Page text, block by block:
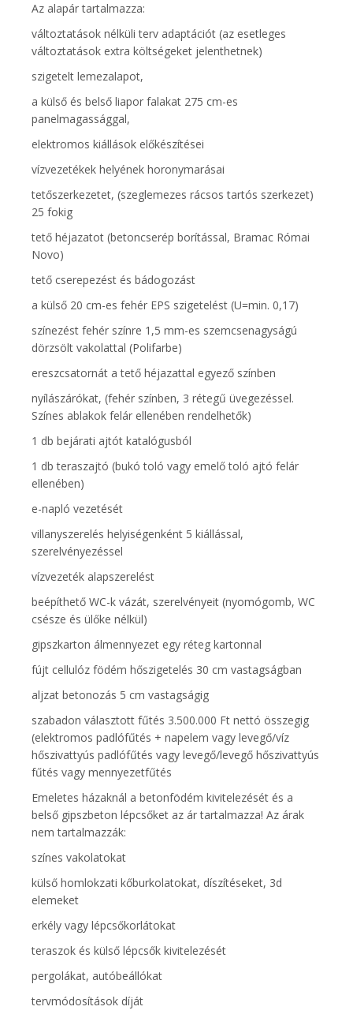
Az alapár tartalmazza:
változtatások nélküli terv adaptációt (az esetleges
változtatások extra költségeket jelenthetnek)
szigetelt lemezalapot,
a külső és belső liapor falakat 275 cm-es
panelmagassággal,
elektromos kiállások előkészítései
vízvezetékek helyének horonymarásai
tetőszerkezetet, (szeglemezes rácsos tartós szerkezet)
25 fokig
tető héjazatot (betoncserép borítással, Bramac Római
Novo)
tető cserepezést és bádogozást
a külső 20 cm-es fehér EPS szigetelést (U=min. 0,17)
színezést fehér színre 1,5 mm-es szemcsenagyságú
dörzsölt vakolattal (Polifarbe)
ereszcsatornát a tető héjazattal egyező színben
nyílászárókat, (fehér színben, 3 rétegű üvegezéssel.
Színes ablakok felár ellenében rendelhetők)
1 db bejárati ajtót katalógusból
1 db teraszajtó (bukó toló vagy emelő toló ajtó felár
ellenében)
e-napló vezetését
villanyszerelés helyiségenként 5 kiállással,
szerelvényezéssel
vízvezeték alapszerelést
beépíthető WC-k vázát, szerelvényeit (nyomógomb, WC
csésze és ülőke nélkül)
gipszkarton álmennyezet egy réteg kartonnal
fújt cellulóz födém hőszigetelés 30 cm vastagságban
aljzat betonozás 5 cm vastagságig
szabadon választott fűtés 3.500.000 Ft nettó összegig
(elektromos padlófűtés + napelem vagy levegő/víz
hőszivattyús padlófűtés vagy levegő/levegő hőszivattyús
fűtés vagy mennyezetfűtés
Emeletes házaknál a betonfödém kivitelezését és a
belső gipszbeton lépcsőket az ár tartalmazza! Az árak
nem tartalmazzák:
színes vakolatokat
külső homlokzati kőburkolatokat, díszítéseket, 3d
elemeket
erkély vagy lépcsőkorlátokat
teraszok és külső lépcsők kivitelezését
pergolákat, autóbeállókat
tervmódosítások díját